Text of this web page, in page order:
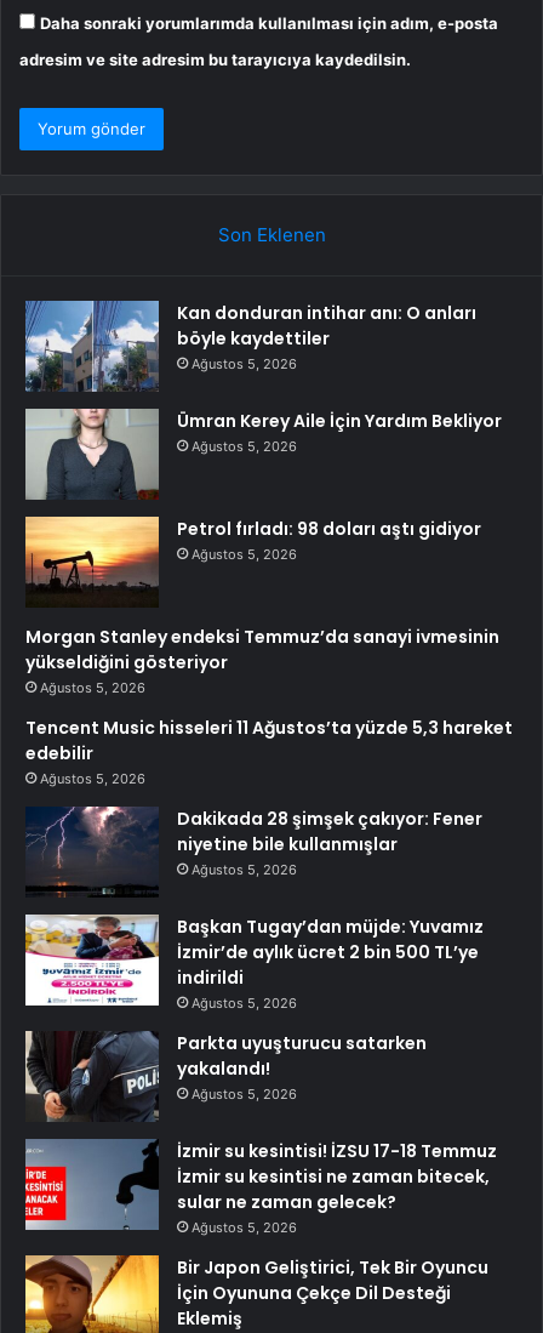
Daha sonraki yorumlarımda kullanılması için adım, e-posta
adresim ve site adresim bu tarayıcıya kaydedilsin.
Son Eklenen
Kan donduran intihar anı: O anları
böyle kaydettiler
Ağustos 5, 2026
Ümran Kerey Aile İçin Yardım Bekliyor
Ağustos 5, 2026
Petrol fırladı: 98 doları aştı gidiyor
Ağustos 5, 2026
Morgan Stanley endeksi Temmuz’da sanayi ivmesinin
yükseldiğini gösteriyor
Ağustos 5, 2026
Tencent Music hisseleri 11 Ağustos’ta yüzde 5,3 hareket
edebilir
Ağustos 5, 2026
Dakikada 28 şimşek çakıyor: Fener
niyetine bile kullanmışlar
Ağustos 5, 2026
Başkan Tugay’dan müjde: Yuvamız
İzmir’de aylık ücret 2 bin 500 TL’ye
indirildi
Ağustos 5, 2026
Parkta uyuşturucu satarken
yakalandı!
Ağustos 5, 2026
İzmir su kesintisi! İZSU 17-18 Temmuz
İzmir su kesintisi ne zaman bitecek,
sular ne zaman gelecek?
Ağustos 5, 2026
Bir Japon Geliştirici, Tek Bir Oyuncu
İçin Oyununa Çekçe Dil Desteği
Eklemiş